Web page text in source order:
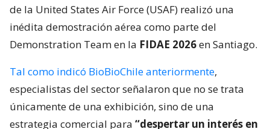
de la United States Air Force (USAF) realizó una
inédita demostración aérea como parte del
Demonstration Team en la FIDAE 2026en Santiago.
Tal como indicó BioBioChile anteriormente,
especialistas del sector señalaron que no se trata
únicamente de una exhibición, sino de una
estrategia comercial para “despertar un interés en